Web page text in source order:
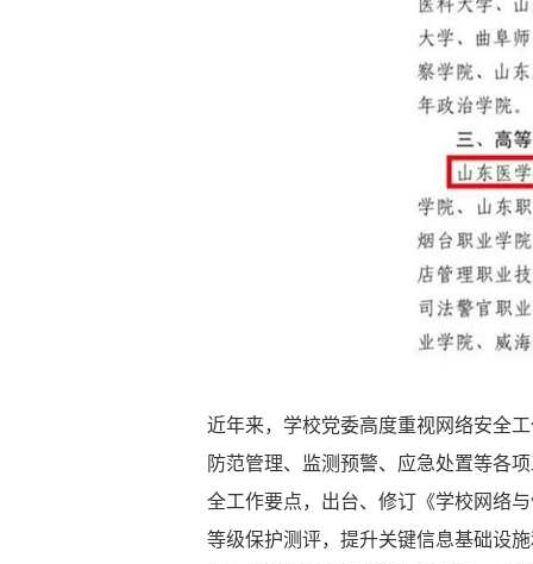
近年来，学校党委高度重视网络安全
防范管理、监测预警、应急处置等各
全工作要点，出台、修订《学校网络
等级保护测评，提升关键信息基础设